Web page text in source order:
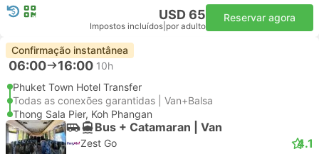
USD 65
Impostos incluídos por adulto
Reservar agora
Confirmação instantânea
06:00 16:00 10h
Phuket Town Hotel Transfer
Todas as conexões garantidas | Van+Balsa
Thong Sala Pier, Koh Phangan
Bus + Catamaran | Van
Zest Go 4.1